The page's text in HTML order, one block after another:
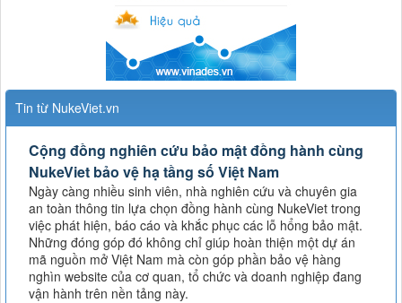
Tin từ NukeViet.vn
Cộng đồng nghiên cứu bảo mật đồng hành cùng
NukeViet bảo vệ hạ tầng số Việt Nam
Ngày càng nhiều sinh viên, nhà nghiên cứu và chuyên gia
an toàn thông tin lựa chọn đồng hành cùng NukeViet trong
việc phát hiện, báo cáo và khắc phục các lỗ hổng bảo mật.
Những đóng góp đó không chỉ giúp hoàn thiện một dự án
mã nguồn mở Việt Nam mà còn góp phần bảo vệ hàng
nghìn website của cơ quan, tổ chức và doanh nghiệp đang
vận hành trên nền tảng này.